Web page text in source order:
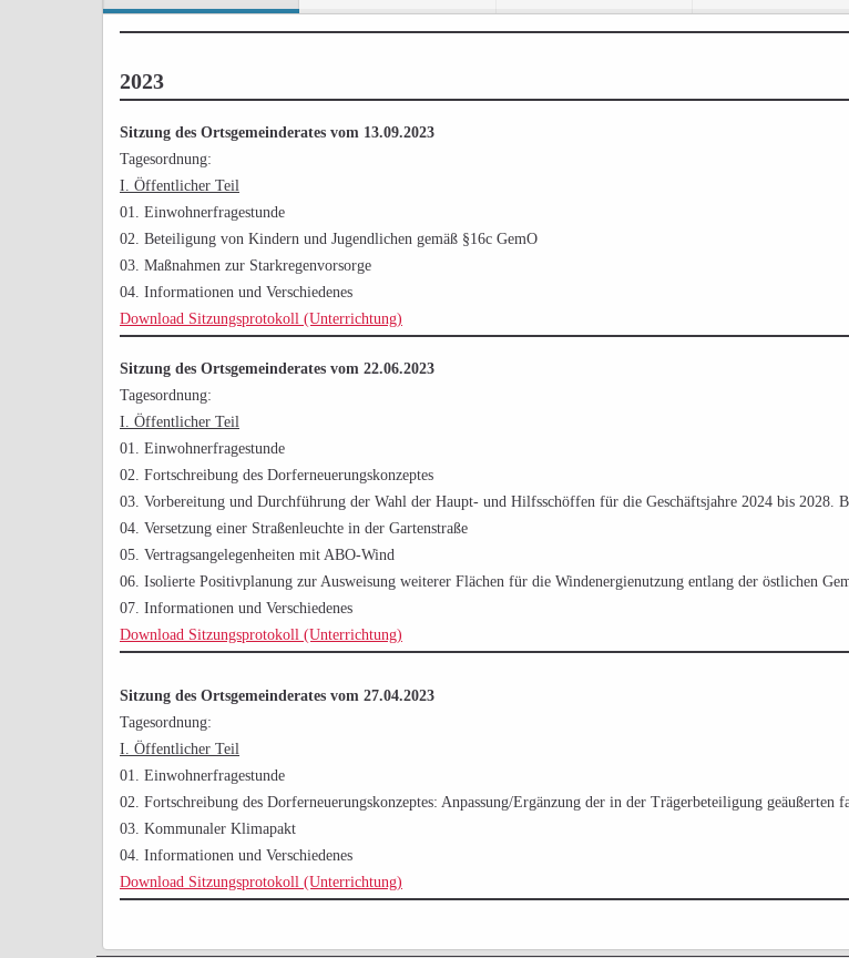
2023
Sitzung des Ortsgemeinderates vom 13.09.2023
Tagesordnung:
I. Öffentlicher Teil
01. Einwohnerfragestunde
02. Beteiligung von Kindern und Jugendlichen gemäß §16c GemO
03. Maßnahmen zur Starkregenvorsorge
04. Informationen und Verschiedenes
Download Sitzungsprotokoll (Unterrichtung)
Sitzung des Ortsgemeinderates vom 22.06.2023
Tagesordnung:
I. Öffentlicher Teil
01. Einwohnerfragestunde
02. Fortschreibung des Dorferneuerungskonzeptes
03. Vorbereitung und Durchführung der Wahl der Haupt- und Hilfsschöffen für die Geschäftsjahre 2024 bis 2028.
04. Versetzung einer Straßenleuchte in der Gartenstraße
05. Vertragsangelegenheiten mit ABO-Wind
06. Isolierte Positivplanung zur Ausweisung weiterer Flächen für die Windenergienutzung entlang der östlichen
07. Informationen und Verschiedenes
Download Sitzungsprotokoll (Unterrichtung)
Sitzung des Ortsgemeinderates vom 27.04.2023
Tagesordnung:
I. Öffentlicher Teil
01. Einwohnerfragestunde
02. Fortschreibung des Dorferneuerungskonzeptes: Anpassung/Ergänzung der in der Trägerbeteiligung geäußerten
03. Kommunaler Klimapakt
04. Informationen und Verschiedenes
Download Sitzungsprotokoll (Unterrichtung)